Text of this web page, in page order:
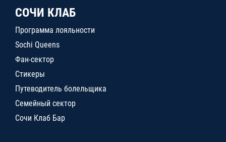
СОЧИ КЛАБ
Программа лояльности
Sochi Queens
Фан-сектор
Стикеры
Путеводитель болельщика
Семейный сектор
Сочи Клаб Бар